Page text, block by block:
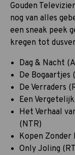
Gouden
nog van alles
een sneak peek
kregen tot
Dag & Nacht
De Bogaartjes
De Verraders
Een
Het Verhaal
(NTR)
Kopen Zonder
Only Joling